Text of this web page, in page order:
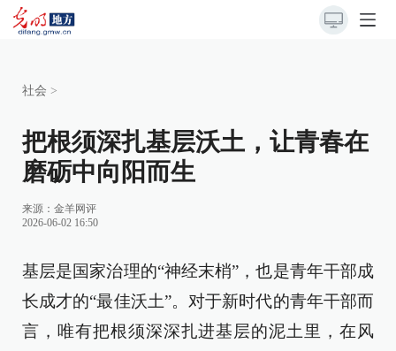
社会 >
把根须深扎基层沃土，让青春在
磨砺中向阳而生
来源： 金羊网评
2026-06-02 16:50
基层是国家治理的“神经末梢”，也是青年干部成
长成才的“最佳沃土”。对于新时代的青年干部而
言，唯有把根须深深扎进基层的泥土里，在风